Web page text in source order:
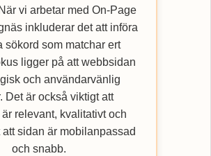
vi arbetar med On-Page
inkluderar det att införa
sökord som matchar ert
ligger på att webbsidan
och användarvänlig
Det är också viktigt att
relevant, kvalitativt och
att sidan är mobilanpassad
och snabb.